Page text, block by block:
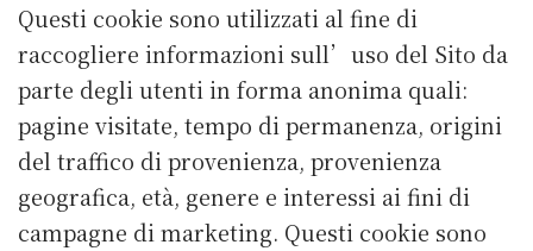
Questi cookie sono utilizzati al fine di
raccogliere informazioni sull’uso del Sito da
parte degli utenti in forma anonima quali:
pagine visitate, tempo di permanenza, origini
del traffico di provenienza, provenienza
geografica, età, genere e interessi ai fini di
campagne di marketing. Questi cookie sono